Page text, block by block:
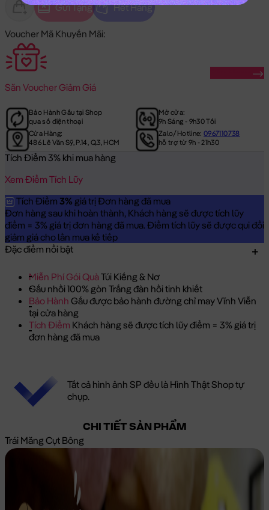
Gửi Tặng Hết Hàng
Voucher Mã Khuyến Mãi:
Săn Voucher Giảm Giá
Bảo Hành Gấu tại Shop
qua số điện thoại
Mở cửa:
9h Sáng - 9h30 Tối
Cửa Hàng:
486 Lê Văn Sỹ, P.14, Q.3, HCM
Zalo/Hotline:0967110738
hỗ trợ từ 9h - 21h30
Tích Điểm 3% khi mua hàng
Xem Điểm Tích Lũy
Tích Điểm 3% giá trị Đơn hàng đã mua
Đơn hàng sau khi hoàn thành, Khách hàng sẽ được tích lũy
điểm = 3% giá trị đơn hàng đã mua. Điểm tích lũy sẽ được qui đổi
giảm giá cho lần mua kế tiếp
Đặc điểm nổi bật
Miễn Phí Gói QuàTúi Kiếng & Nơ
Gấu nhồi 100% gòn Trắng đàn hồi tinh khiết
Bảo Hành Gấu được bảo hành đường chỉ may Vĩnh Viễn
tại cửa hàng
Tích Điểm Khách hàng sẽ được tích lũy điểm = 3% giá trị
đơn hàng đã mua
Tất cả hình ảnh SP đều là Hình Thật Shop tự
chụp.
CHI TIẾT SẢN PHẨM
Trái Măng Cụt Bông